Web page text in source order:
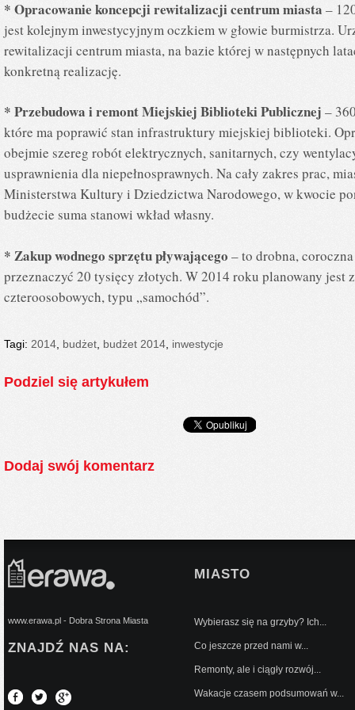
* Opracowanie koncepcji rewitalizacji centrum miasta –
jest kolejnym inwestycyjnym oczkiem w głowie burmistrza.
rewitalizacji centrum miasta, na bazie której w następnych
konkretną realizację.
* Przebudowa i remont Miejskiej Biblioteki Publicznej –
które ma poprawić stan infrastruktury miejskiej biblioteki.
obejmie szereg robót elektrycznych, sanitarnych, czy
usprawnienia dla niepełnosprawnych. Na cały zakres prac,
Ministerstwa Kultury i Dziedzictwa Narodowego, w kwocie
budżecie suma stanowi wkład własny.
* Zakup wodnego sprzętu pływającego – to drobna,
przeznaczyć 20 tysięcy złotych. W 2014 roku planowany jest
czteroosobowych, typu „samochód”.
Tagi: 2014 budżet budżet 2014 inwestycje
Podziel się artykułem
Dodaj swój komentarz
www.erawa.pl - Dobra Strona Miasta
ZNAJDŹ NAS NA:
MIASTO
Wybierasz się na grzyby? Ich...
Co jeszcze przed nami w...
Remonty, ale i ciągły rozwój...
Wakacje czasem podsumowań w...